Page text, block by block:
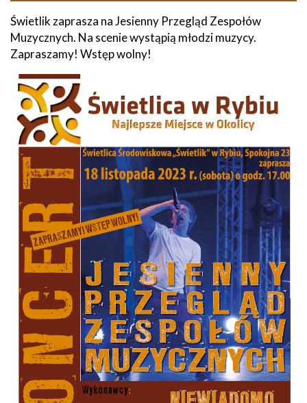
Świetlik zaprasza na Jesienny Przegląd Zespołów
Muzycznych. Na scenie wystąpią młodzi muzycy.
Zapraszamy! Wstęp wolny!